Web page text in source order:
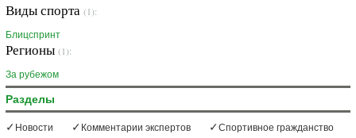
Виды спорта (1):
Блицспринт
Регионы (1):
За рубежом
Разделы
Новости Комментарии экспертов
Спортивное гражданство